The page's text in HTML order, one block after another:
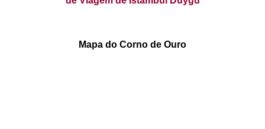
Mapa do Corno de Ouro